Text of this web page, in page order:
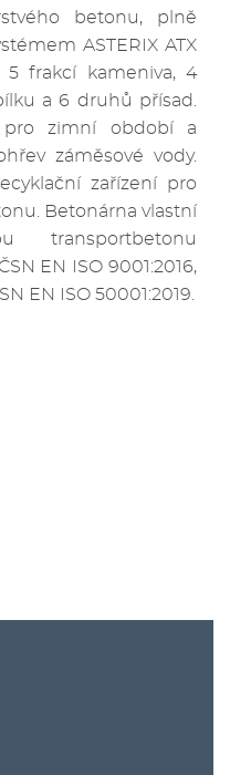
betonu, plně
ASTERIX ATX
5 frakcí kameniva, 4
a 6 druhů přísad.
pro zimní období a
záměsové vody.
zařízení pro
Betonárna vlastní
transportbetonu
EN ISO 9001:2016,
EN ISO 50001:2019.